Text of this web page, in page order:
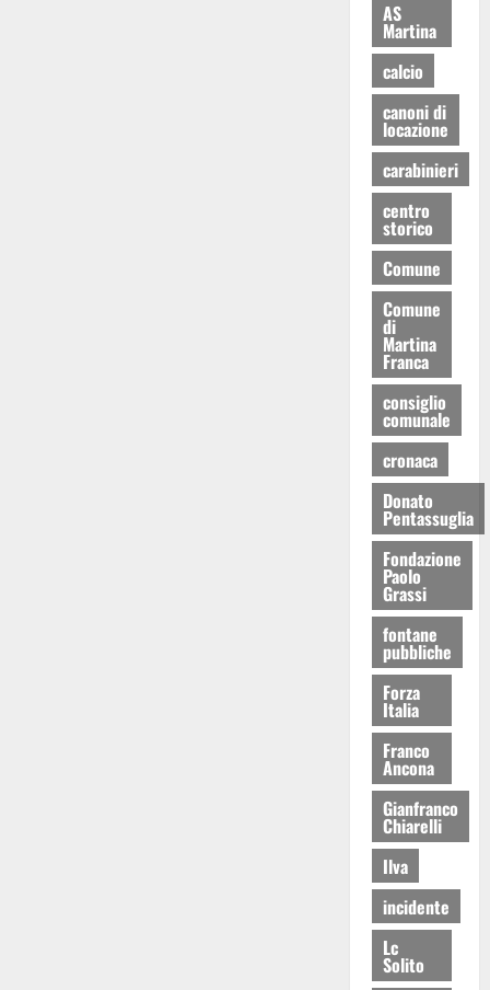
AS
Martina
calcio
canoni di
locazione
carabinieri
centro
storico
Comune
Comune
di
Martina
Franca
consiglio
comunale
cronaca
Donato
Pentassuglia
Fondazione
Paolo
Grassi
fontane
pubbliche
Forza
Italia
Franco
Ancona
Gianfranco
Chiarelli
Ilva
incidente
Lc
Solito